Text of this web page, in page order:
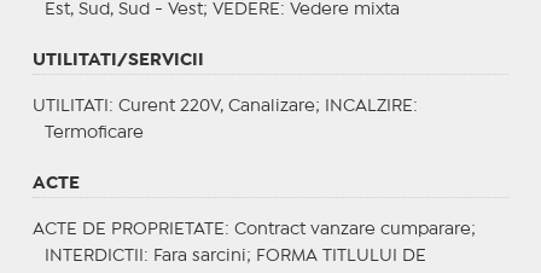
Est, Sud, Sud - Vest; VEDERE : Vedere mixta
UTILITATI/SERVICII
UTILITATI : Curent 220V, Canalizare; INCALZIRE :
Termoficare
ACTE
ACTE DE PROPRIETATE : Contract vanzare cumparare;
INTERDICTII : Fara sarcini; FORMA TITLULUI DE